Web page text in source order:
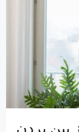
بین بردن